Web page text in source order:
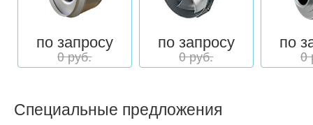
по запросу
0 руб.
по запросу
0 руб.
по
0
Специальные предложения